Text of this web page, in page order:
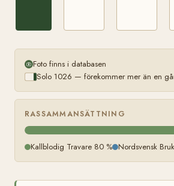
Foto finns i databasen
Solo 1026 — förekommer mer än en
RASSAMMANSÄTTNING
Kallblodig Travare 80 % Nordsvensk